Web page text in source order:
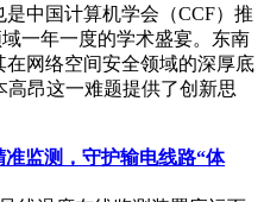
中国计算机学会（CCF）推
一年一度的学术盛宴。东南
网络空间安全领域的深厚底
昂这一难题提供了创新思
监测，守护输电线路“体